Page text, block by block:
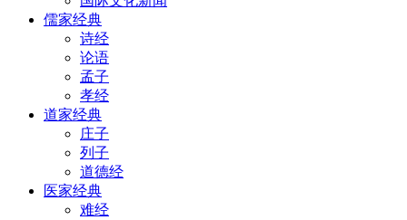
儒家经典
诗经
论语
孟子
孝经
道家经典
庄子
列子
道德经
医家经典
难经